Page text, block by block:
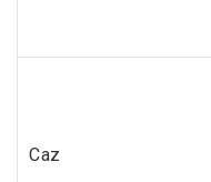
Caz